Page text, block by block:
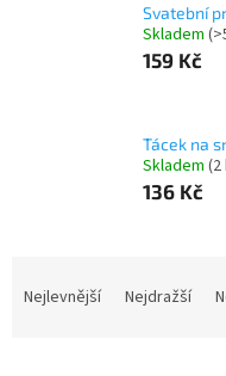
Svatební
Skladem
159 Kč
Tácek na
Skladem (2
136 Kč
Nejlevnější Nejdražší